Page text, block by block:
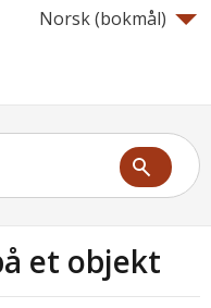
Norsk (bokmål)‎
et objekt